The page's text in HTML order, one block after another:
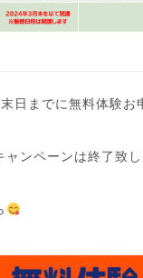
日までに無料体験お
ンペーンは終了致し